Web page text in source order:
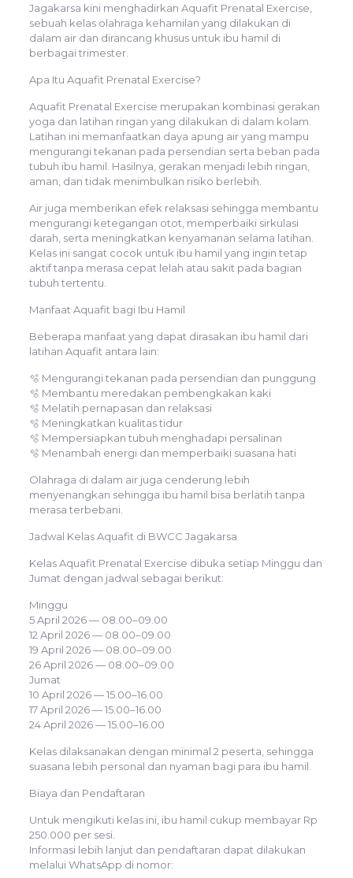
Jagakarsa kini menghadirkan Aquafit Prenatal Exercise,
sebuah kelas olahraga kehamilan yang dilakukan di
dalam air dan dirancang khusus untuk ibu hamil di
berbagai trimester.
Apa Itu Aquafit Prenatal Exercise?
Aquafit Prenatal Exercise merupakan kombinasi gerakan
yoga dan latihan ringan yang dilakukan di dalam kolam.
Latihan ini memanfaatkan daya apung air yang mampu
mengurangi tekanan pada persendian serta beban pada
tubuh ibu hamil. Hasilnya, gerakan menjadi lebih ringan,
aman, dan tidak menimbulkan risiko berlebih.
Air juga memberikan efek relaksasi sehingga membantu
mengurangi ketegangan otot, memperbaiki sirkulasi
darah, serta meningkatkan kenyamanan selama latihan.
Kelas ini sangat cocok untuk ibu hamil yang ingin tetap
aktif tanpa merasa cepat lelah atau sakit pada bagian
tubuh tertentu.
Manfaat Aquafit bagi Ibu Hamil
Beberapa manfaat yang dapat dirasakan ibu hamil dari
latihan Aquafit antara lain:
🫧 Mengurangi tekanan pada persendian dan punggung
🫧 Membantu meredakan pembengkakan kaki
🫧 Melatih pernapasan dan relaksasi
🫧 Meningkatkan kualitas tidur
🫧 Mempersiapkan tubuh menghadapi persalinan
🫧 Menambah energi dan memperbaiki suasana hati
Olahraga di dalam air juga cenderung lebih
menyenangkan sehingga ibu hamil bisa berlatih tanpa
merasa terbebani.
Jadwal Kelas Aquafit di BWCC Jagakarsa
Kelas Aquafit Prenatal Exercise dibuka setiap Minggu dan
Jumat dengan jadwal sebagai berikut:
Minggu
5 April 2026 — 08.00–09.00
12 April 2026 — 08.00–09.00
19 April 2026 — 08.00–09.00
26 April 2026 — 08.00–09.00
Jumat
10 April 2026 — 15.00–16.00
17 April 2026 — 15.00–16.00
24 April 2026 — 15.00–16.00
Kelas dilaksanakan dengan minimal 2 peserta, sehingga
suasana lebih personal dan nyaman bagi para ibu hamil.
Biaya dan Pendaftaran
Untuk mengikuti kelas ini, ibu hamil cukup membayar Rp
250.000 per sesi.
Informasi lebih lanjut dan pendaftaran dapat dilakukan
melalui WhatsApp di nomor: